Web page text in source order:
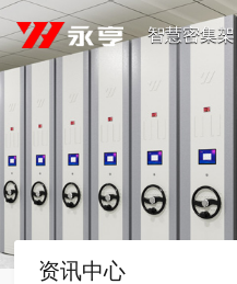
智慧密集架
资讯中心